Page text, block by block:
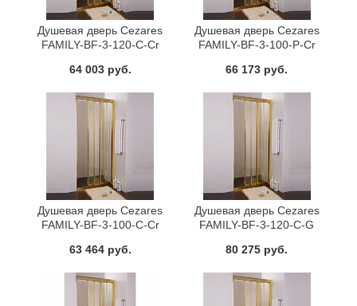
Душевая дверь Cezares
FAMILY-BF-3-120-C-Cr
64 003 руб.
Душевая дверь Cezares
FAMILY-BF-3-100-P-Cr
66 173 руб.
Душевая дверь Cezares
FAMILY-BF-3-100-C-Cr
63 464 руб.
Душевая дверь Cezares
FAMILY-BF-3-120-C-G
80 275 руб.